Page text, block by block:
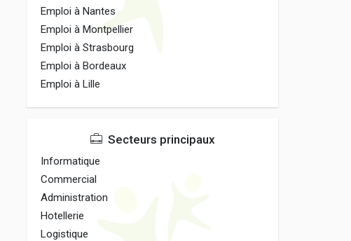
Emploi à Nantes
Emploi à Montpellier
Emploi à Strasbourg
Emploi à Bordeaux
Emploi à Lille
Secteurs principaux
Informatique
Commercial
Administration
Hotellerie
Logistique